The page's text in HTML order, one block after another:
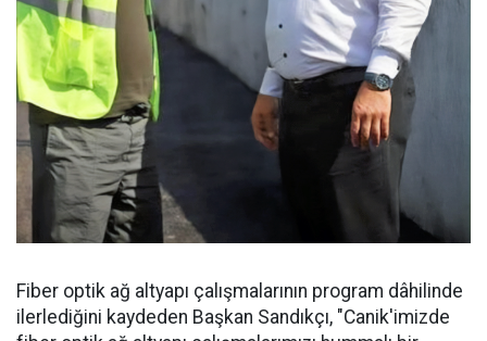
Fiber optik ağ altyapı çalışmalarının program dâhilinde
ilerlediğini kaydeden Başkan Sandıkçı, "Canik'imizde